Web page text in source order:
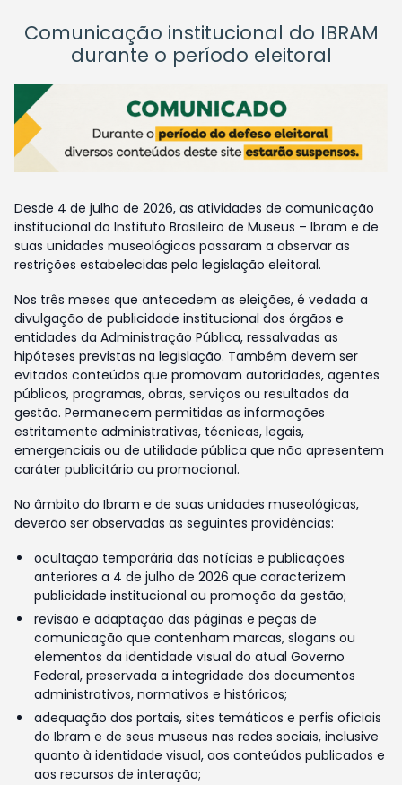
Comunicação institucional do IBRAM
durante o período eleitoral
Desde 4 de julho de 2026, as atividades de comunicação
institucional do Instituto Brasileiro de Museus – Ibram e de
suas unidades museológicas passaram a observar as
restrições estabelecidas pela legislação eleitoral.
Nos três meses que antecedem as eleições, é vedada a
divulgação de publicidade institucional dos órgãos e
entidades da Administração Pública, ressalvadas as
hipóteses previstas na legislação. Também devem ser
evitados conteúdos que promovam autoridades, agentes
públicos, programas, obras, serviços ou resultados da
gestão. Permanecem permitidas as informações
estritamente administrativas, técnicas, legais,
emergenciais ou de utilidade pública que não apresentem
caráter publicitário ou promocional.
No âmbito do Ibram e de suas unidades museológicas,
deverão ser observadas as seguintes providências:
ocultação temporária das notícias e publicações
anteriores a 4 de julho de 2026 que caracterizem
publicidade institucional ou promoção da gestão;
revisão e adaptação das páginas e peças de
comunicação que contenham marcas, slogans ou
elementos da identidade visual do atual Governo
Federal, preservada a integridade dos documentos
administrativos, normativos e históricos;
adequação dos portais, sites temáticos e perfis oficiais
do Ibram e de seus museus nas redes sociais, inclusive
quanto à identidade visual, aos conteúdos publicados e
aos recursos de interação;